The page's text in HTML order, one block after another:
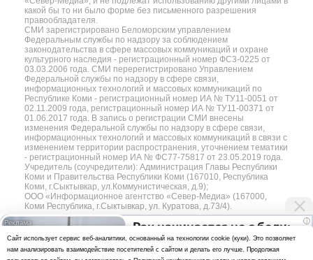
какой бы то ни было форме без письменного разрешения
правообладателя.
СМИ зарегистрировано Беломорским управлением
Федеральным службы по надзору за соблюдением
законодательства в сфере массовых коммуникаций и охране
культурного наследия - регистрационный номер ФС3-0225 от
03.03.2006 года. СМИ перерегистрировано Управлением
Федеральной службы по надзору в сфере связи,
информационных технологий и массовых коммуникаций по
Республике Коми - регистрационный номер ИА № ТУ11-0051 от
02.11.2009 года, регистрационный номер ИА № ТУ11-00371 от
01.06.2017 года. В запись о регистрации СМИ внесены
изменения Федеральной службы по надзору в сфере связи,
информационных технологий и массовых коммуникаций в связи с
изменением территории распространения, уточнением тематики
- регистрационный номер ИА № ФС77-75817 от 23.05.2019 года.
Учредитель (соучредители): Администрация Главы Республики
Коми и Правительства Республики Коми (167010, Республика
Коми, г.Сыктывкар, ул.Коммунистическая, д.9);
ООО «Информационное агентство «Север-Медиа» (167000,
Коми Республика, г.Сыктывкар, ул. Куратова, д.73/4).
Разработка сайта — web-студия «Цифровой Век»
i
Рак начинается не с боли:
онколог назвал первый
Политика
Cайт использует сервис веб-аналитики, основанный на технологии cookie (куки). Это позволяет
нам анализировать взаимодействие посетителей с сайтом и делать его лучше. Продолжая